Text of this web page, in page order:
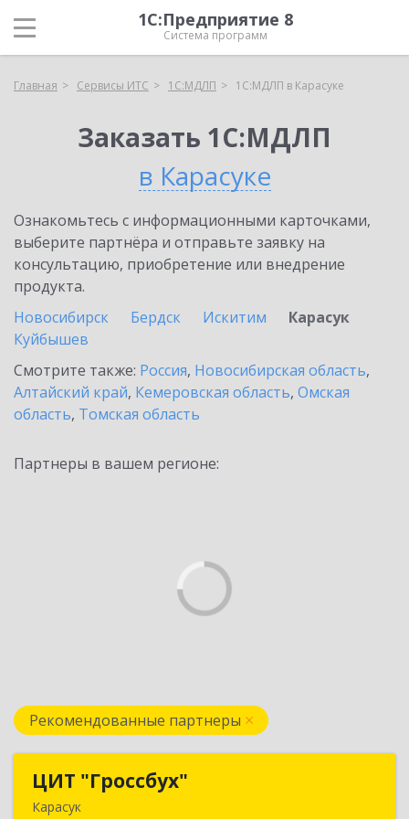
1С:Предприятие 8
Система программ
Главная Сервисы ИТС 1С:МДЛП 1С:МДЛП в Карасуке
Заказать 1С:МДЛП
в Карасуке
Ознакомьтесь с информационными карточками,
выберите партнёра и отправьте заявку на
консультацию, приобретение или внедрение
продукта.
Новосибирск
Бердск Искитим
Карасук
Куйбышев
Смотрите также: Россия, Новосибирская область,
Алтайский край, Кемеровская область, Омская
область, Томская область
Партнеры в вашем регионе:
Рекомендованные партнеры
ЦИТ "Гроссбух"
Карасук